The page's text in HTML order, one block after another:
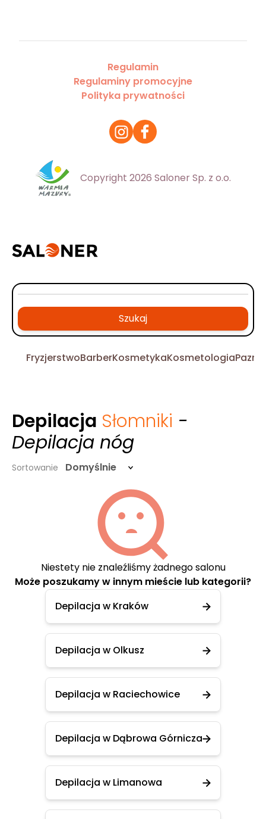
Regulamin
Regulaminy promocyjne
Polityka prywatności
Copyright 2026 Saloner Sp. z o.o.
Szukaj
FryzjerstwoBarberKosmetykaKosmetologia
Depilacja Słomniki -
Depilacja nóg
Sortowanie Domyślnie
Niestety nie znaleźliśmy żadnego salonu
Może poszukamy w innym mieście lub kategorii?
Depilacja w Kraków
Depilacja w Olkusz
Depilacja w Raciechowice
Depilacja w Dąbrowa Górnicza
Depilacja w Limanowa